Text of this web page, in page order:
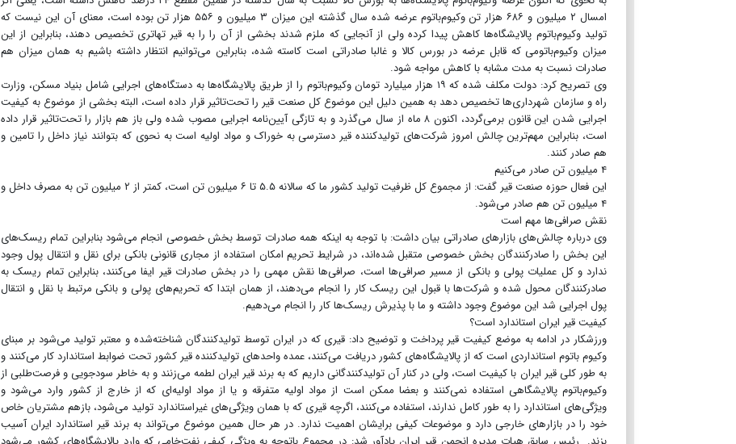
امسال ۲ میلیون و ۶۸۶ هزار تن وکیوم‌باتوم عرضه شده سال گذشته این میزان ۳ میلیون و ۵۵۶ هزار تن بوده است، معنای آن این نیست که
تولید وکیوم‌باتوم پالایشگاه‌ها کاهش پیدا کرده ولی از آنجایی که ملزم شدند بخشی از آن را را به قیر تهاتری تخصیص دهند، بنابراین از این
میزان وکیوم‌باتومی که قابل عرضه در بورس کالا و غالبا صادراتی است کاسته شده، بنابراین می‌توانیم انتظار داشته باشیم به همان میزان هم
صادرات نسبت به مدت مشابه با کاهش مواجه شود.
وی تصریح کرد: دولت مکلف شده که ۱۹ هزار میلیارد تومان وکیوم‌باتوم را از طریق پالایشگاه‌ها به دستگاه‌های اجرایی شامل بنیاد مسکن، وزارت
راه و سازمان شهرداری‌ها تخصیص دهد به همین دلیل این موضوع کل صنعت قیر را تحت‌تاثیر قرار داده است، البته بخشی از موضوع به کیفیت
اجرایی شدن این قانون برمی‌گردد، اکنون ۸ ماه از سال می‌گذرد و به تازگی آیین‌نامه اجرایی مصوب شده ولی باز هم بازار را تحت‌تاثیر قرار داده
است، بنابراین مهم‌ترین چالش امروز شرکت‌های تولیدکننده قیر دسترسی به خوراک و مواد اولیه است به نحوی که بتوانند نیاز داخل را تامین و
هم صادر کنند.
۴ میلیون تن صادر می‌کنیم
این فعال حوزه صنعت قیر گفت: از مجموع کل ظرفیت تولید کشور ما که سالانه ۵.۵ تا ۶ میلیون تن است، کمتر از ۲ میلیون تن به مصرف داخل و
۴ میلیون تن هم صادر می‌شود.
نقش صرافی‌ها مهم است
وی درباره چالش‌های بازارهای صادراتی بیان داشت: با توجه به اینکه همه صادرات توسط بخش خصوصی انجام می‌شود بنابراین تمام ریسک‌های
این بخش را صادرکنندگان بخش خصوصی متقبل شده‌اند، در شرایط تحریم امکان استفاده از مجاری قانونی بانکی برای نقل و انتقال پول وجود
ندارد و کل عملیات پولی و بانکی از مسیر صرافی‌ها است، صرافی‌ها نقش مهمی را در بخش صادرات قیر ایفا می‌کنند، بنابراین تمام ریسک به
صادرکنندگان محول شده و شرکت‌ها با قبول این ریسک کار را انجام می‌دهند، از همان ابتدا که تحریم‌های پولی و بانکی مرتبط با نقل و انتقال
پول اجرایی شد این موضوع وجود داشته و ما با پذیرش ریسک‌ها کار را انجام می‌دهیم.
کیفیت قیر ایران استاندارد است؟
ورزشکار در ادامه به موضع کیفیت قیر پرداخت و توضیح داد: قیری که در ایران توسط تولیدکنندگان شناخته‌شده و معتبر تولید می‌شود بر مبنای
وکیوم باتوم استانداردی است که از پالایشگاه‌های کشور دریافت می‌کنند، عمده واحدهای تولیدکننده قیر کشور تحت ضوابط استاندارد کار می‌کنند و
به طور کلی قیر ایران با کیفیت است، ولی در کنار آن تولیدکنندگانی داریم که به برند قیر ایران لطمه می‌زنند و به خاطر سودجویی و فرصت‌طلبی از
وکیوم‌باتوم پالایشگاهی استفاده نمی‌کنند و بعضا ممکن است از مواد اولیه متفرقه و یا از مواد اولیه‌ای که از خارج از کشور وارد می‌شود و
ویژگی‌های استاندارد را به طور کامل ندارند، استفاده می‌کنند، اگرچه قیری که با همان ویژگی‌های غیراستاندارد تولید می‌شود، بازهم مشتریان خاص
خود را در بازارهای خارجی دارد و موضوعات کیفی برایشان اهمیت ندارد. در هر حال همین موضوع می‌تواند به برند قیر استاندارد ایران آسیب